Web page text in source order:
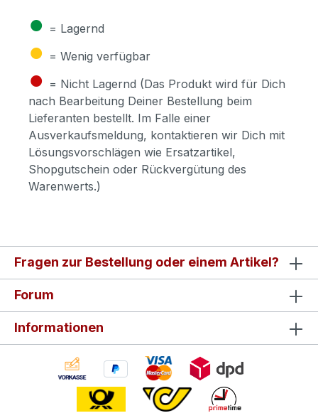
● = Lagernd
● = Wenig verfügbar
● = Nicht Lagernd (Das Produkt wird für Dich
nach Bearbeitung Deiner Bestellung beim
Lieferanten bestellt. Im Falle einer
Ausverkaufsmeldung, kontaktieren wir Dich mit
Lösungsvorschlägen wie Ersatzartikel,
Shopgutschein oder Rückvergütung des
Warenwerts.)
Fragen zur Bestellung oder einem Artikel?
Forum
Informationen